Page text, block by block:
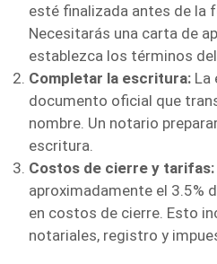
esté finalizada antes de la
Necesitarás una carta de
establezca los términos
Completar la escritura: La
documento oficial que
nombre. Un notario
escritura.
Costos de cierre y tarifas:
aproximadamente el 3.5%
en costos de cierre. Esto
notariales, registro y